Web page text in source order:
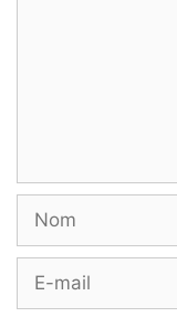
Nom